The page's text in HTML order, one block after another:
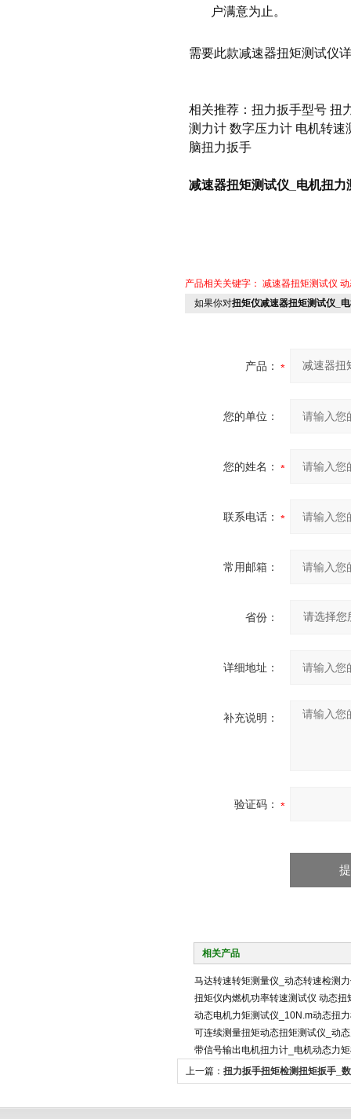
户满意为止。
需要此款减速器扭矩测试仪
相关推荐： 扭力扳手型号 扭
测力计 数字压力计 电机转速
脑扭力扳手
减速器扭矩测试仪_电机扭力
产品相关关键字： 减速器扭矩测试仪
如果你对扭矩仪减速器扭矩测试仪_
产品：
您的单位：
您的姓名：
联系电话：
常用邮箱：
省份：
详细地址：
补充说明：
验证码：
相关产品
马达转速转矩测量仪_动态转速检测
扭矩仪内燃机功率转速测试仪 动态扭
动态电机力矩测试仪_10N.m动态扭
可连续测量扭矩动态扭矩测试仪_动
带信号输出电机扭力计_电机动态力
上一篇： 扭力扳手扭矩检测扭矩扳手_